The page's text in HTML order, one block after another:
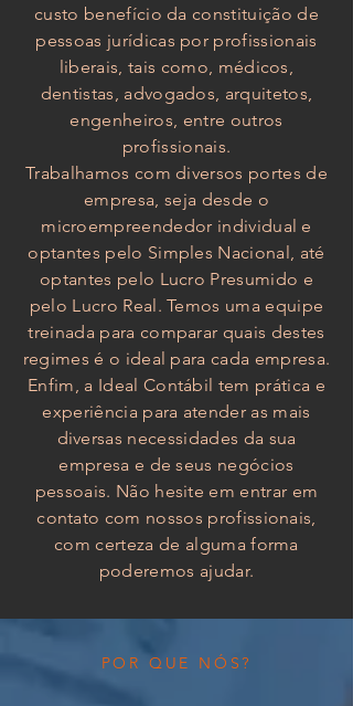
custo benefício da constituição de
pessoas jurídicas por profissionais
liberais, tais como, médicos,
dentistas, advogados, arquitetos,
engenheiros, entre outros
profissionais.
Trabalhamos com diversos portes de
empresa, seja desde o
microempreendedor individual e
optantes pelo Simples Nacional, até
optantes pelo Lucro Presumido e
pelo Lucro Real. Temos uma equipe
treinada para comparar quais destes
regimes é o ideal para cada empresa.
Enfim, a Ideal Contábil tem prática e
experiência para atender as mais
diversas necessidades da sua
empresa e de seus negócios
pessoais. Não hesite em entrar em
contato com nossos profissionais,
com certeza de alguma forma
poderemos ajudar.
POR QUE NÓS?